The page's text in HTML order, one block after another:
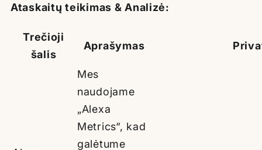
Ataskaitų teikimas & Analizė:
Trečioji
šalis
Aprašymas
Mes
naudojame
„Alexa
Metrics“, kad
galėtume